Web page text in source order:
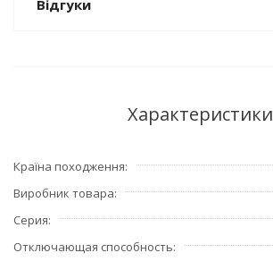
Відгуки
Характеристики
Країна походження
Виробник товара
Серия
Отключающая способность